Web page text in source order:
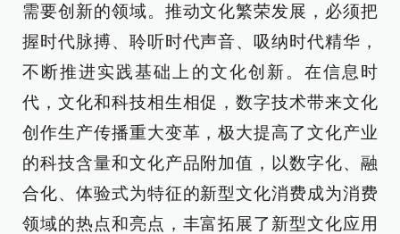
需要创新的领域。推动文化繁荣发展，必须把
握时代脉搏、聆听时代声音、吸纳时代精华，
不断推进实践基础上的文化创新。在信息时
代，文化和科技相生相促，数字技术带来文化
创作生产传播重大变革，极大提高了文化产业
的科技含量和文化产品附加值，以数字化、融
合化、体验式为特征的新型文化消费成为消费
领域的热点和亮点，丰富拓展了新型文化应用